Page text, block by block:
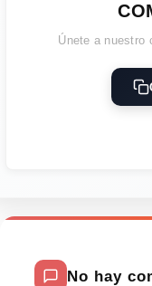
Únete a nuestro
No hay